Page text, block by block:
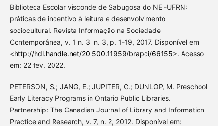
Biblioteca Escolar visconde de Sabugosa do NEI-UFRN:
práticas de incentivo à leitura e desenvolvimento
sociocultural. Revista Informação na Sociedade
Contemporânea, v. 1 n. 3, n. 3, p. 1-19, 2017. Disponível em:
<http://hdl.handle.net/20.500.11959/brapci/66155>. Acesso
em: 22 fev. 2022.
PETERSON, S.; JANG, E.; JUPITER, C.; DUNLOP, M. Preschool
Early Literacy Programs in Ontario Public Libraries.
Partnership: The Canadian Journal of Library and Information
Practice and Research, v. 7, n. 2, 2012. Disponível em: